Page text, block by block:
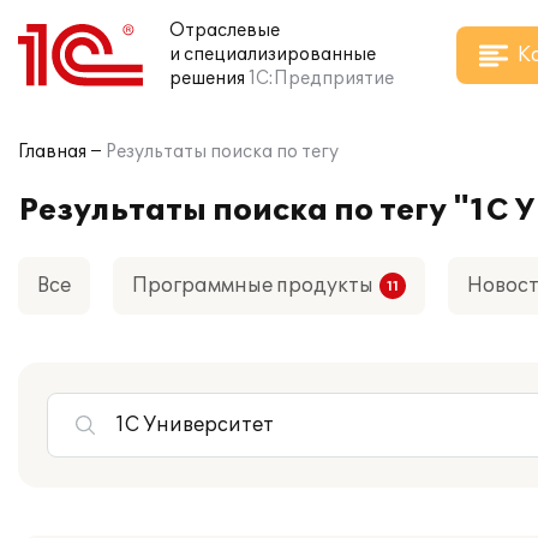
Отраслевые
и специализированные
решения 1С:Предприятие
Главная Результаты поиска по тегу
Результаты поиска по тегу "1С
Все Программные продукты